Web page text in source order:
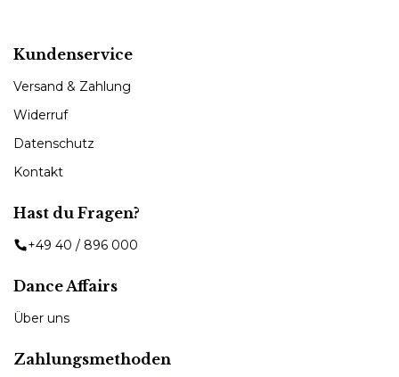
Kundenservice
Versand & Zahlung
Widerruf
Datenschutz
Kontakt
Hast du Fragen?
+49 40 / 896 000
Dance Affairs
Über uns
Zahlungsmethoden